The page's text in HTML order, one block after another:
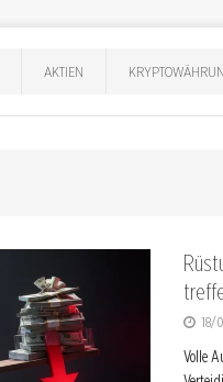
AKTIEN
18/
Volle